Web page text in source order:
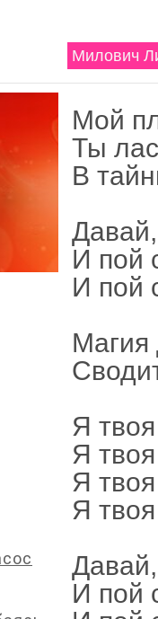
Милович
Мой
Ты
В
И пой
И пой
Магия
Я
Я
Я
Я
И пой